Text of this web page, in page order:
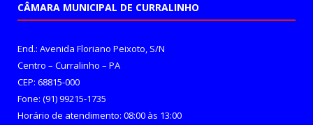
CÂMARA MUNICIPAL DE CURRALINHO
End.: Avenida Floriano Peixoto, S/N
Centro – Curralinho – PA
CEP: 68815-000
Fone: (91) 99215-1735
Horário de atendimento: 08:00 às 13:00